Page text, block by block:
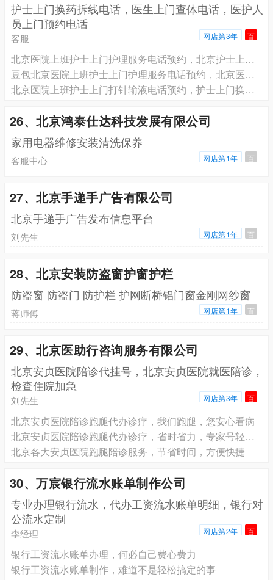
护士上门换药拆线电话，医生上门查体电话，医护人
员上门预约电话
客服 网店第3年 百
北京医院上班护士上门护理服务电话预约，北京护士上门换药拆线电话预约
豆包北京医院上班护士上门护理服务电话预约，北京医院上班护士上门打针输液电话预约，北京医院上班护士上门换药拆线电话预约
北京医院上班护士上门打针输液电话预约，护士上门换药拆线电话预约
26、北京鸿泰仕达科技发展有限公司
家用电器维修安装清洗保养
客服中心 网店第1年 百
27、北京手递手广告有限公司
北京手递手广告发布信息平台
刘先生 网店第1年 百
28、北京安装防盗窗护窗护栏
防盗窗 防盗门 防护栏 护网断桥铝门窗金刚网纱窗
蒋师傅 网店第1年 百
29、北京医助行咨询服务有限公司
北京安贞医院陪诊代挂号，北京安贞医院就医陪诊，
检查住院加急
刘先生 网店第3年 百
北京安贞医院陪诊跑腿代办诊疗，我们跑腿，您安心看病
北京安贞医院陪诊跑腿代办诊疗，省时省力，专家号轻松看
北京各大安贞医院跑腿陪诊服务，节省时间，方便快捷
30、万宸银行流水账单制作公司
专业办理银行流水，代办工资流水账单明细，银行对
公流水定制
李经理 网店第2年 百
银行工资流水账单办理，何必自己费心费力
银行工资流水账单制作，难道不是轻松搞定的事